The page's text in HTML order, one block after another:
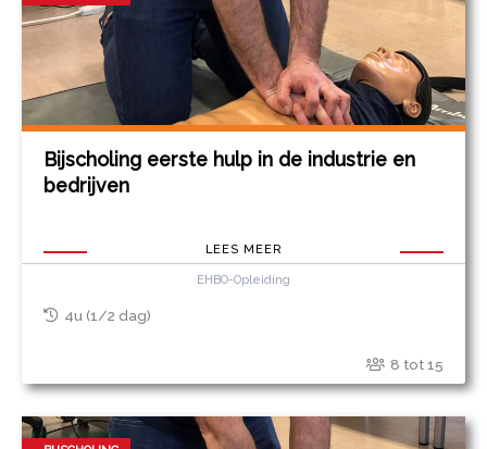
Bijscholing eerste hulp in de industrie en
bedrijven
LEES MEER
EHBO-Opleiding
4u (1/2 dag)
8 tot 15